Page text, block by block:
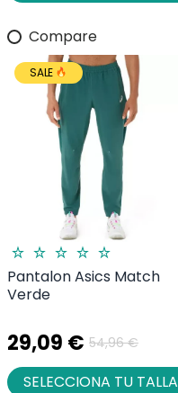
Compare
SALE
Pantalon Asics Match
Verde
29,09 € 54,96 €
SELECCIONA TU TALLA